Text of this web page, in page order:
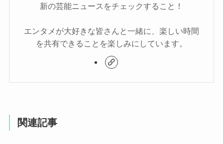
新の芸能ニュースをチェックすること！
エンタメが大好きな皆さんと一緒に、楽しい時間
を共有できることを楽しみにしています。
関連記事